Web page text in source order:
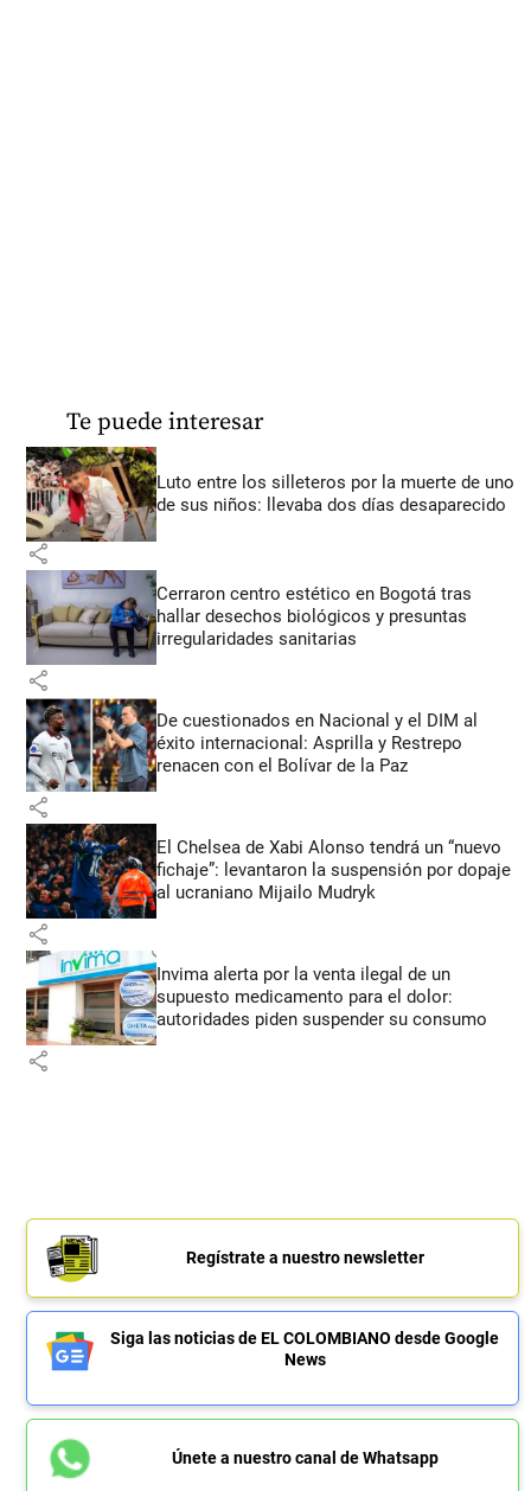
Te puede interesar
Luto entre los silleteros por la muerte de uno
de sus niños: llevaba dos días desaparecido
share
Cerraron centro estético en Bogotá tras
hallar desechos biológicos y presuntas
irregularidades sanitarias
share
De cuestionados en Nacional y el DIM al
éxito internacional: Asprilla y Restrepo
renacen con el Bolívar de la Paz
share
El Chelsea de Xabi Alonso tendrá un “nuevo
fichaje”: levantaron la suspensión por dopaje
al ucraniano Mijailo Mudryk
share
Invima alerta por la venta ilegal de un
supuesto medicamento para el dolor:
autoridades piden suspender su consumo
share
Regístrate a nuestro newsletter
Siga las noticias de EL COLOMBIANO desde Google
News
Únete a nuestro canal de Whatsapp